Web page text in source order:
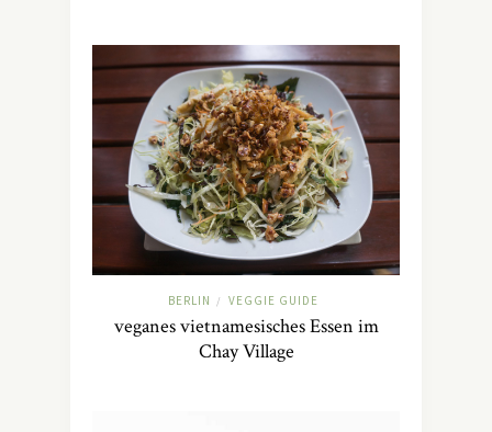
BERLIN / VEGGIE GUIDE
veganes vietnamesisches Essen im
Chay Village